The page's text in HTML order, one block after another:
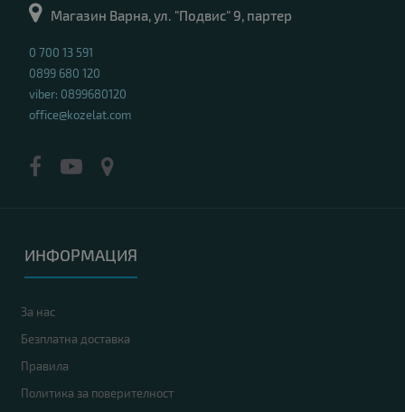
Магазин Варна, ул. "Подвис" 9, партер
0 700 13 591
0899 680 120
viber: 0899680120
office@kozelat.com
ИНФОРМАЦИЯ
За нас
Безплатна доставка
Правила
Политика за поверителност